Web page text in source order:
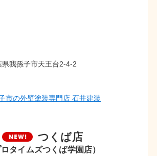
県我孫子市天王台2-4-2
市の外壁塗装専門店 石井建装
つくば店
ロタイムズつくば学園店）